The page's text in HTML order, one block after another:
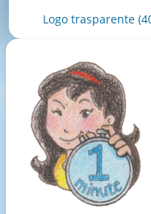
Logo trasparente